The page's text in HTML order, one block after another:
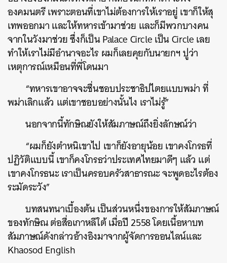
องคมนตรี เพราะตอนที่เขาไม่ต้องการให้เราอยู่ เขาก็ให้สุ
เทพออกมา และให้ทหารเข้ามาช่วย และก็มีพวกบางคน
จากในวังมาช่วย ซึ่งก็เป็น Palace Circle เป็น Circle เลย
ทำให้เราไม่มีอำนาจอะไร ผมก็เลยคุยกับนายกฯ ปูว่า
เหตุการณ์เหมือนที่พี่โดนมา
“ทหารเขาอาจจะชื่นชอบประชาธิปไตยแบบพม่า ที่
พม่าเลิกแล้ว แต่เขาชอบอย่างนั้นไง เราไม่รู้”
นอกจากนี้ทักษิณยังให้สัมภาษณ์ถึงยิ่งลักษณ์ว่า
“ผมก็ยังตำหนิเขาไป เขาก็ยังอายุน้อย เขาคงโกรธที่
ปฏิวัติแบบนี้ เขาก็คงโกรธว่าประเทศไทยมาดีๆ แล้ว แต่
เขาคงโกรธนะ เราเป็นครอบครัวสาธารณะ จะพูดอะไรต้อง
ระมัดระวัง”
บทสนทนาเบื้องต้น เป็นส่วนหนึ่งของการให้สัมภาษณ์
ของทักษิณ ต่อสื่อเกาหลีใต้ เมื่อปี 2558 โดยเนื้อหาบท
สัมภาษณ์ดังกล่าวอ้างอิงมาจากผู้จัดการออนไลน์และ
Khaosod English
ค้นหา
SHARE TWEET LINE EMAIL